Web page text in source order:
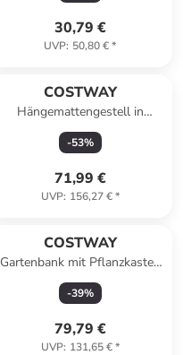
30,79 €
UVP: 50,80 €*
COSTWAY
Hängemattengestell in
Schwarz
-53%
71,99 €
UVP: 156,27 €*
COSTWAY
Gartenbank mit Pflanzkasten
in Hellbraun
-39%
79,79 €
UVP: 131,65 €*